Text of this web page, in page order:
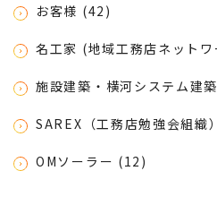
お客様 (42)
名工家 (地域工務店ネット
施設建築・横河システム建
SAREX（工務店勉強会組織
OMソーラー (12)